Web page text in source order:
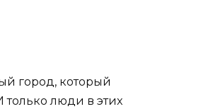
город, который
люди в этих